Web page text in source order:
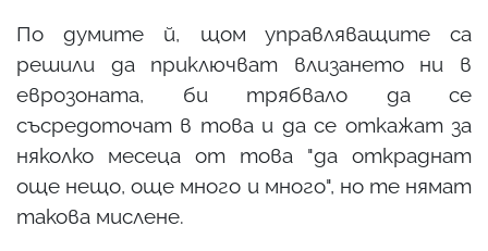
По думите й, щом управляващите са
решили да приключват влизането ни в
еврозоната, би трябвало да се
съсредоточат в това и да се откажат за
няколко месеца от това "да откраднат
още нещо, още много и много", но те нямат
такова мислене.